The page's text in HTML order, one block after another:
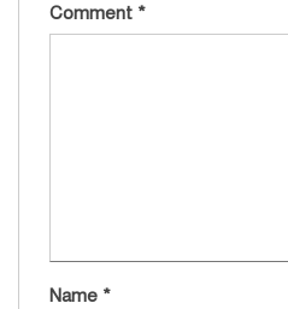
Comment *
Name *